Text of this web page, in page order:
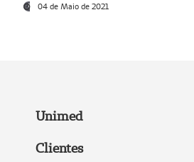
04 de Maio de 2021
Unimed
Clientes